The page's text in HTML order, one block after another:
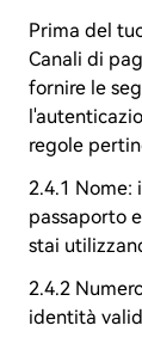
Prima del
Canali di
fornire le
regole
2.4.1 Nome:
passaporto
stai
2.4.2
identità